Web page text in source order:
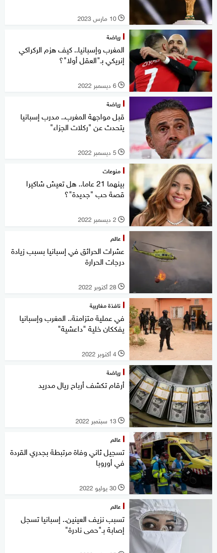
l 10 مارس 2023
رياضة
المغرب وإسبانيا.. كيف هزم الركراكي
إنريكي بـ"العقل أولا"؟
l 6 ديسمبر 2022
رياضة
قبل مواجهة المغرب.. مدرب إسبانيا
يتحدث عن "ركلات الجزاء"
l 5 ديسمبر 2022
منوعات
بينهما 21 عاما.. هل تعيش شاكيرا
قصة حب "جديدة"؟
l 2 ديسمبر 2022
عالم
عشرات الحرائق في إسبانيا بسبب زيادة
درجات الحرارة
l 28 أكتوبر 2022
نافذة مغاربية
في عملية متزامنة.. المغرب وإسبانيا
يفككان خلية "داعشية"
l 4 أكتوبر 2022
رياضة
أرقام تكشف أرباح ريال مدريد
l 13 سبتمبر 2022
عالم
تسجيل ثاني وفاة مرتبطة بجدري القردة
في أوروبا
l 30 يوليو 2022
عالم
تسبب نزيف العينين.. إسبانيا تسجل
إصابة بـ"حمى نادرة"